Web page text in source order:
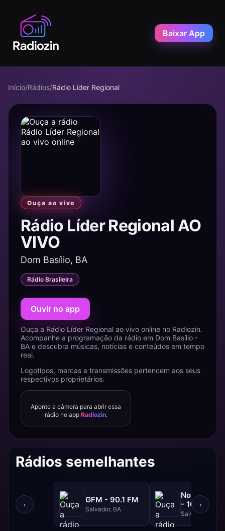
Baixar App
Início/Rádios/Rádio Líder Regional
Ouça ao vivo
Rádio Líder Regional AO
VIVO
Dom Basílio, BA
Rádio Brasileira
Ouvir no app
Ouça a Rádio Líder Regional ao vivo online no Radiozin.
Acompanhe a programação da rádio em Dom Basílio -
BA e descubra músicas, notícias e conteúdos em tempo
real.
Logotipos, marcas e transmissões pertencem aos seus
respectivos proprietários.
Aponte a câmera para abrir essa
rádio no app Radiozin.
Rádios semelhantes
‹
GFM - 90.1 FM
Salvador, BA
NovaBrasil
- 104.7 FM
Salvador, BA
›